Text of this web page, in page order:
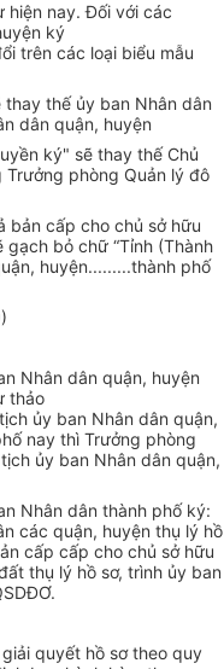
hiện nay. Đối với các
ký
trên các loại biểu mẫu
thay thế ủy ban Nhân dân
dân quận, huyện
ký" sẽ thay thế Chủ
phòng Quản lý đô
bản cấp cho chủ sở hữu
gạch bỏ chữ “Tỉnh (Thành
huyện.........thành phố
Nhân dân quận, huyện
thảo
ủy ban Nhân dân quận,
nay thì Trưởng phòng
ủy ban Nhân dân quận,
Nhân dân thành phố ký:
các quận, huyện thụ lý hồ
cấp cấp cho chủ sở hữu
thụ lý hồ sơ, trình ủy ban
quyết hồ sơ theo quy